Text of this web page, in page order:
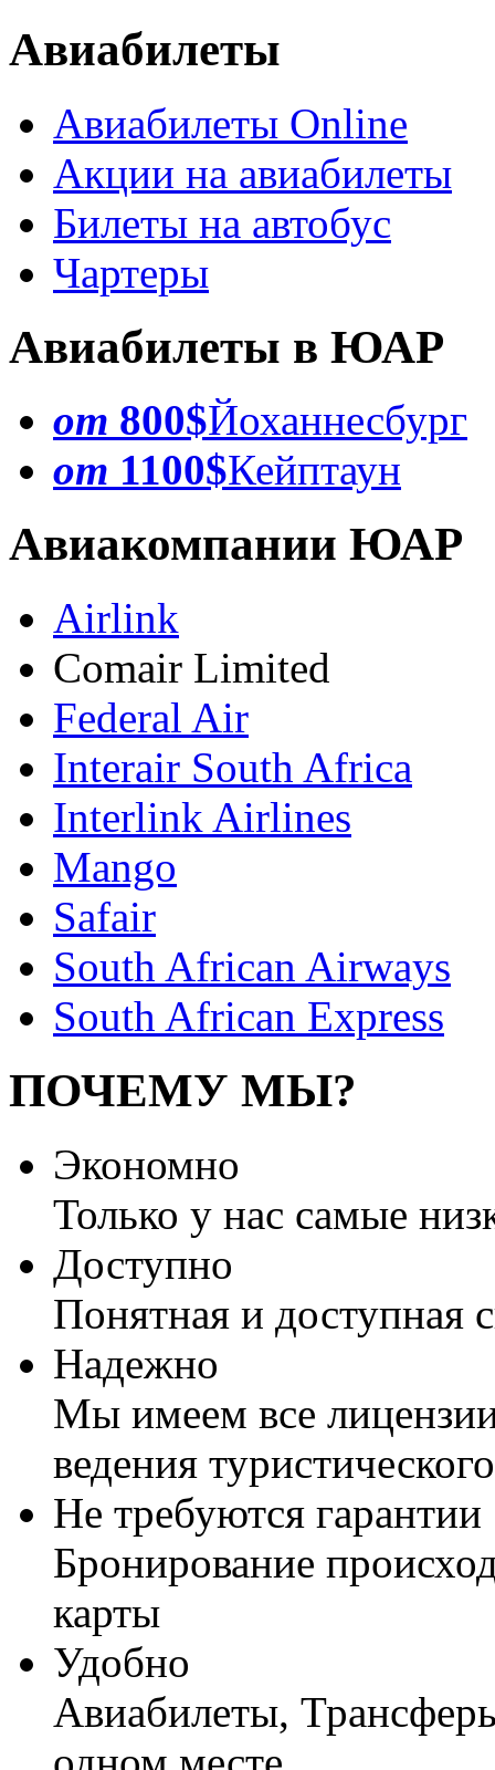
Авиабилеты
Авиабилеты Online
Акции на авиабилеты
Билеты на автобус
Чартеры
Авиабилеты в ЮАР
от 800$Йоханнесбург
от 1100$Кейптаун
Авиакомпании ЮАР
Airlink
Comair Limited
Federal Air
Interair South Africa
Interlink Airlines
Mango
Safair
South African Airways
South African Express
ПОЧЕМУ МЫ?
Экономно
Только у нас самые
Доступно
Понятная и доступная
Надежно
Мы имеем все
ведения
Не требуются гарантии
Бронирование
карты
Удобно
Авиабилеты,